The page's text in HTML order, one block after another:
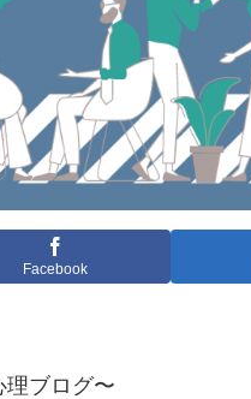
Facebook
ブログ〜